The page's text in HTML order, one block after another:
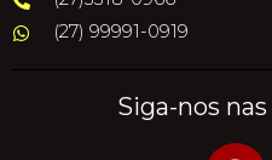
(27) 99991-0919
Siga-nos